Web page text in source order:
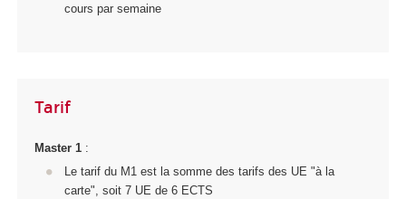
cours par semaine
Tarif
Master 1 :
Le tarif du M1 est la somme des tarifs des UE "à la
carte", soit 7 UE de 6 ECTS